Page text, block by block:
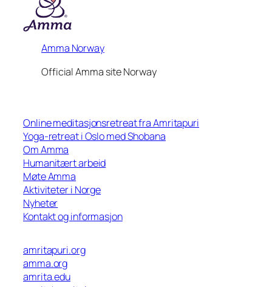
Amma Norway
Official Amma site Norway
Online meditasjonsretreat fra Amritapuri
Yoga-retreat i Oslo med Shobana
Om Amma
Humanitært arbeid
Møte Amma
Aktiviteter i Norge
Nyheter
Kontakt og informasjon
amritapuri.org
amma.org
amrita.edu